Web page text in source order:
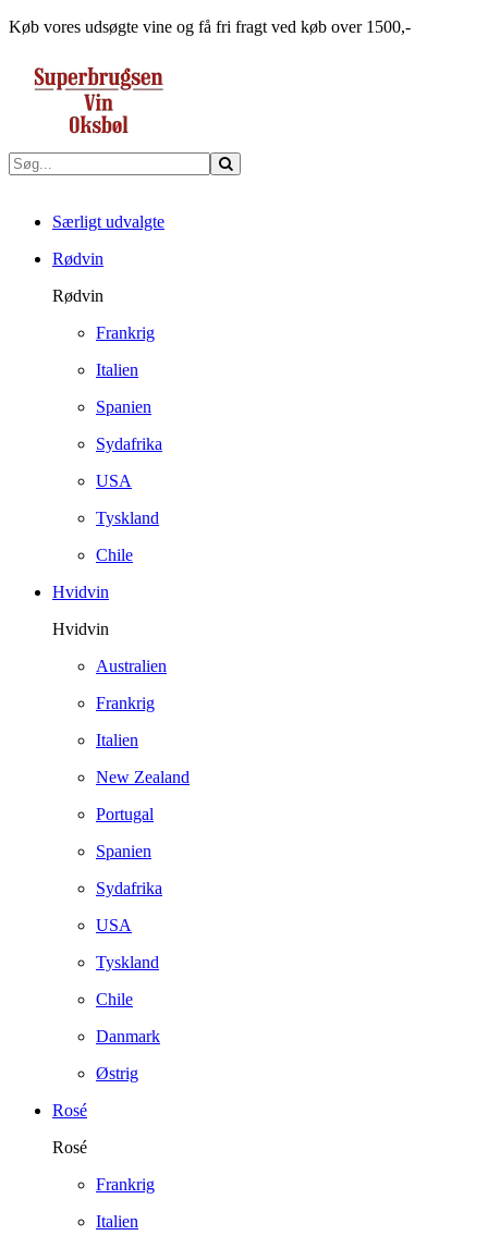
Køb vores udsøgte vine og få fri fragt ved køb over 1500,-
Særligt udvalgte
Rødvin
Rødvin
Frankrig
Italien
Spanien
Sydafrika
USA
Tyskland
Chile
Hvidvin
Hvidvin
Australien
Frankrig
Italien
New Zealand
Portugal
Spanien
Sydafrika
USA
Tyskland
Chile
Danmark
Østrig
Rosé
Rosé
Frankrig
Italien